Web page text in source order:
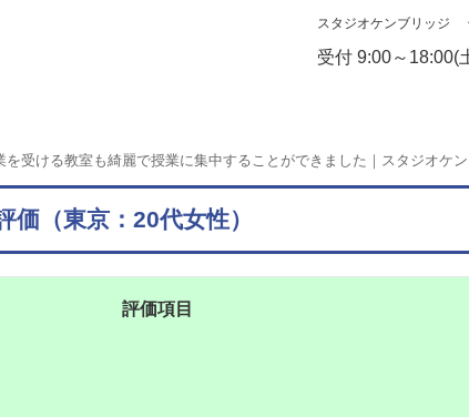
スタジオケンブリッジ
受付 9:00～18:00(
受ける教室も綺麗で授業に集中することができました｜スタジオケ
（東京：20代女性）
評価項目